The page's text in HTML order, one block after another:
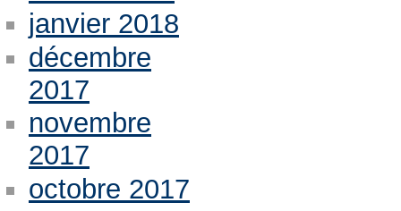
janvier 2018
décembre
2017
novembre
2017
octobre 2017